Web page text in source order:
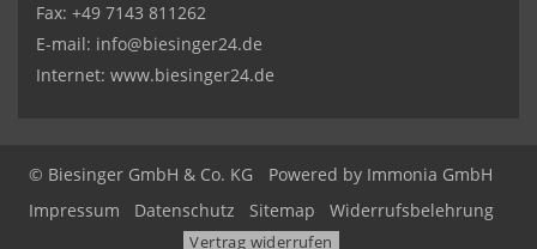
Fax: +49 7143 811262
E-mail: info@biesinger24.de
Internet: www.biesinger24.de
© Biesinger GmbH & Co. KG Powered by Immonia GmbH
Impressum
Datenschutz Sitemap Widerrufsbelehrung
Vertrag widerrufen